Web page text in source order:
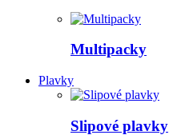
Multipacky
Plavky
Slipové plavky